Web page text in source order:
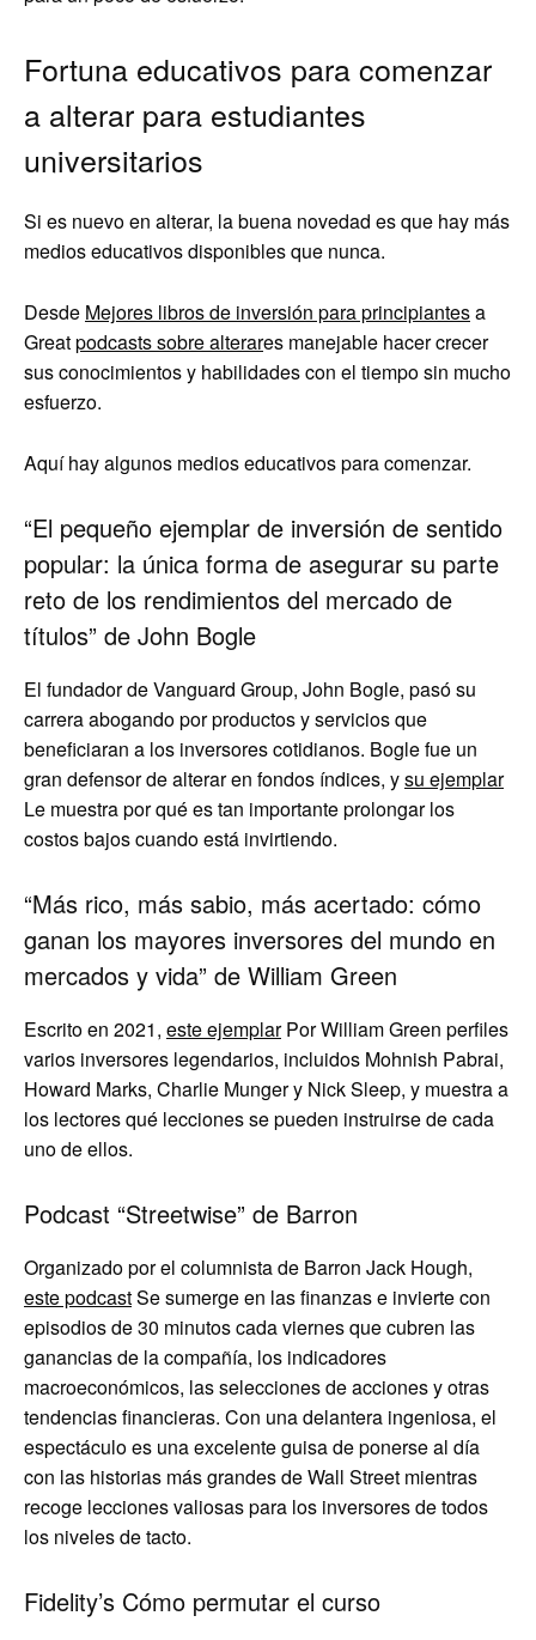
Fortuna educativos para comenzar
a alterar para estudiantes
universitarios
Si es nuevo en alterar, la buena novedad es que hay más
medios educativos disponibles que nunca.
Desde Mejores libros de inversión para principiantesa
Greatpodcasts sobre alterares manejable hacer crecer
sus conocimientos y habilidades con el tiempo sin mucho
esfuerzo.
Aquí hay algunos medios educativos para comenzar.
“El pequeño ejemplar de inversión de sentido
popular: la única forma de asegurar su parte
reto de los rendimientos del mercado de
títulos” de John Bogle
El fundador de Vanguard Group, John Bogle, pasó su
carrera abogando por productos y servicios que
beneficiaran a los inversores cotidianos. Bogle fue un
gran defensor de alterar en fondos índices, ysu ejemplar
Le muestra por qué es tan importante prolongar los
costos bajos cuando está invirtiendo.
“Más rico, más sabio, más acertado: cómo
ganan los mayores inversores del mundo en
mercados y vida” de William Green
Escrito en 2021, este ejemplarPor William Green perfiles
varios inversores legendarios, incluidos Mohnish Pabrai,
Howard Marks, Charlie Munger y Nick Sleep, y muestra a
los lectores qué lecciones se pueden instruirse de cada
uno de ellos.
Podcast “Streetwise” de Barron
Organizado por el columnista de Barron Jack Hough,
este podcastSe sumerge en las finanzas e invierte con
episodios de 30 minutos cada viernes que cubren las
ganancias de la compañía, los indicadores
macroeconómicos, las selecciones de acciones y otras
tendencias financieras. Con una delantera ingeniosa, el
espectáculo es una excelente guisa de ponerse al día
con las historias más grandes de Wall Street mientras
recoge lecciones valiosas para los inversores de todos
los niveles de tacto.
Fidelity’s Cómo permutar el curso